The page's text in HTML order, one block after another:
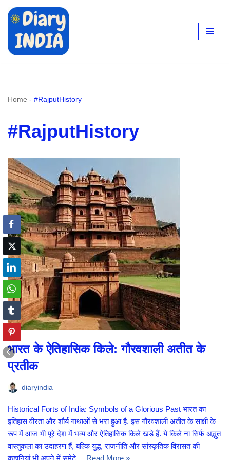
content
Home - #RajputHistory
#RajputHistory
भारत के ऐतिहासिक किले: गौरवशाली अतीत के
प्रतीक
diaryindia
Historical Forts of India: Symbols of a Glorious Past भारत का
इतिहास वीरता और शौर्य गाथाओं से भरा हुआ है. इस गौरवशाली अतीत के साक्षी के
रूप में आज भी पूरे देश में भव्य और ऐतिहासिक किले खड़े हैं. ये किले ना सिर्फ अद्भुत
वास्तुकला का उदाहरण हैं, बल्कि युद्ध, राजनीति और सांस्कृतिक विरासत की
कहानियां भी अपने में समेटे… Read More »